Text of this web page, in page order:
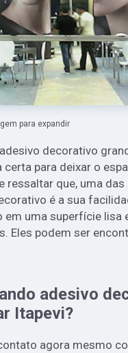
para expandir
decorativo
certa para deixar o
ressaltar que, uma
é a sua
em uma superfície lisa
Eles podem ser
adesivo
Itapevi?
agora mesmo